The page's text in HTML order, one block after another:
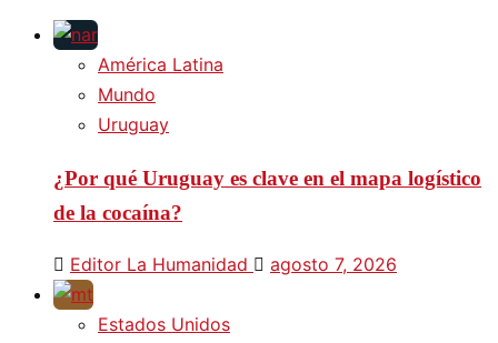
América Latina
Mundo
Uruguay
¿Por qué Uruguay es clave en el mapa logístico
de la cocaína?
Editor La Humanidad agosto 7, 2026
Estados Unidos